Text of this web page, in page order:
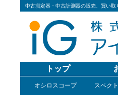
中古測定器・中古計測器の販売、買い取
トップ
オシロスコープ スペク